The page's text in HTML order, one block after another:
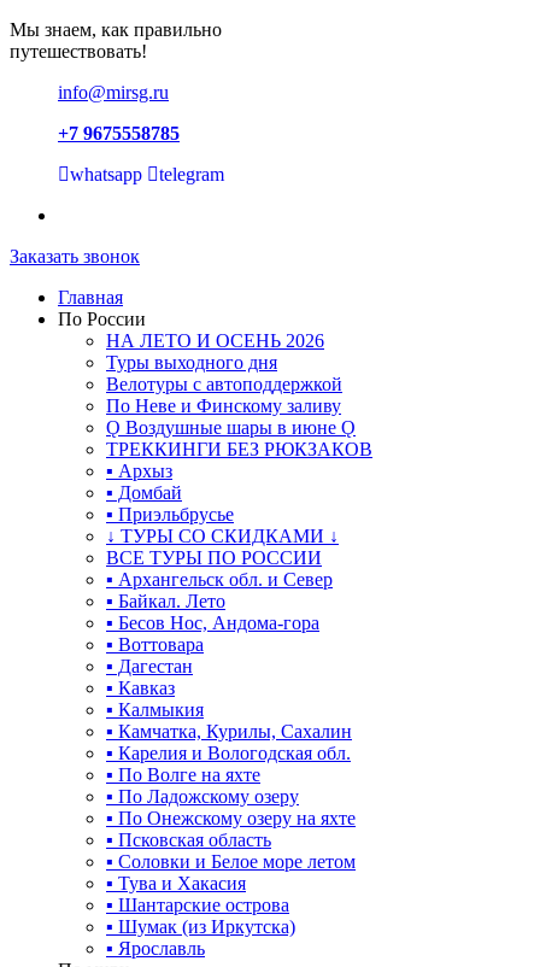
Мы знаем, как правильно
путешествовать!
info@mirsg.ru
+7 9675558785
whatsapp
telegram
Заказать звонок
Главная
По России
НА ЛЕТО И ОСЕНЬ 2026
Туры выходного дня
Велотуры с автоподдержкой
По Неве и Финскому заливу
Ǫ Воздушные шары в июне Ǫ
ТРЕККИНГИ БЕЗ РЮКЗАКОВ
▪ Архыз
▪ Домбай
▪ Приэльбрусье
↓ ТУРЫ СО СКИДКАМИ ↓
ВСЕ ТУРЫ ПО РОССИИ
▪ Архангельск обл. и Север
▪ Байкал. Лето
▪ Бесов Нос, Андома-гора
▪ Воттовара
▪ Дагестан
▪ Кавказ
▪ Калмыкия
▪ Камчатка, Курилы, Сахалин
▪ Карелия и Вологодская обл.
▪ По Волге на яхте
▪ По Ладожскому озеру
▪ По Онежскому озеру на яхте
▪ Псковская область
▪ Соловки и Белое море летом
▪ Тува и Хакасия
▪ Шантарские острова
▪ Шумак (из Иркутска)
▪ Ярославль